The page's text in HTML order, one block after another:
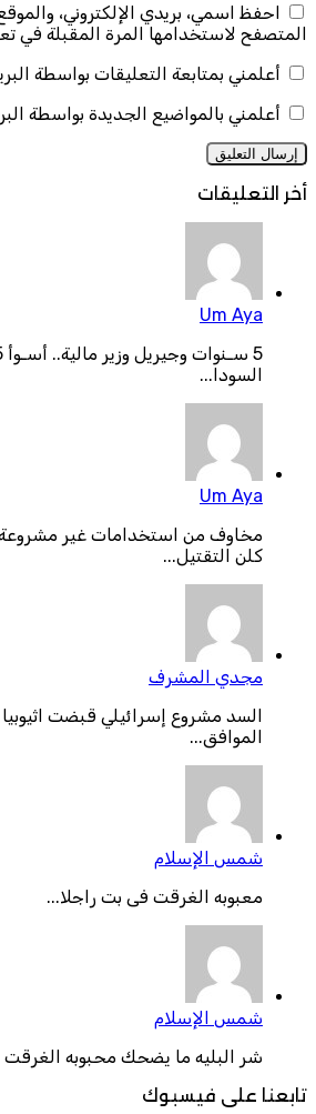
احفظ اسمي، بريدي الإلكتروني،
المتصفح لاستخدامها المرة المقبلة في
أعلمني بمتابعة التعليقات بواسطة
أعلمني بالمواضيع الجديدة بواسطة
أخر التعليقات
Um Aya
السودا...
Um Aya
مخاوف من استخدامات غير
كلن التقتيل...
مجدي المشرف
الموافق...
شمس الإسلام
معبوبه الغرقت فى بت راجلا...
شمس الإسلام
شر البليه ما يضحك محبوبه الغرقت
تابعنا على فيسبوك